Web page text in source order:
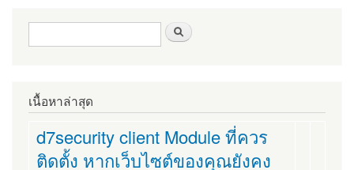
ฟอร์มค้นหา
เนื้อหาล่าสุด
d7security client Module ที่ควร
ติดตั้ง หากเว็บไซต์ของคุณยังคง